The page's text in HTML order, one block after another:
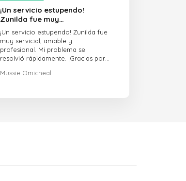
¡Un servicio estupendo!
Zunilda fue muy…
¡Un servicio estupendo! Zunilda fue
muy servicial, amable y
profesional. Mi problema se
resolvió rápidamente. ¡Gracias por
Mussie Omicheal